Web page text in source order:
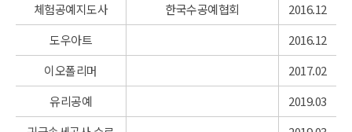
체험공예지도사
한국수공예협회
2016.12
도우아트
2016.12
이오폴리머
2017.02
유리공예
2019.03